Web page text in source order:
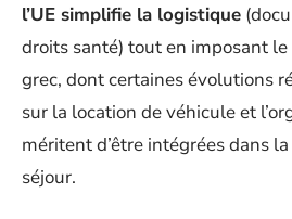
l’UE simplifie la logistique
droits santé) tout en imposant
grec, dont certaines évolutions
sur la location de véhicule et
méritent d’être intégrées dans
séjour.